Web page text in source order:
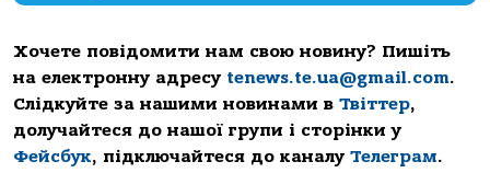
Хочете повідомити нам свою новину? Пишіть
на електронну адресу tenews.te.ua@gmail.com.
Слідкуйте за нашими новинами в Твіттер,
долучайтеся до нашої групи і сторінки у
Фейсбук, підключайтеся до каналу Телеграм.